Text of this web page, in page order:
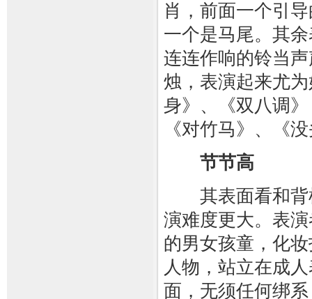
肖，前面一个引
一个是马尾。其
连连作响的铃当
烛，表演起来尤
身》、《双八调
《对竹马》、《
节节高
其表面看和背
演难度更大。表
的男女孩童，化
人物，站立在成
面，无须任何绑